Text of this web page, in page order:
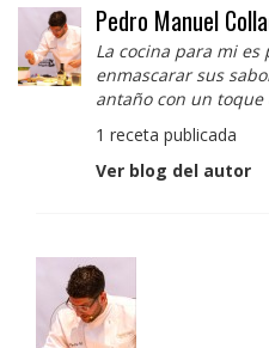
Pedro Manuel
La cocina para mi
enmascarar sus
antaño con un
1 receta publicada
Ver blog del autor